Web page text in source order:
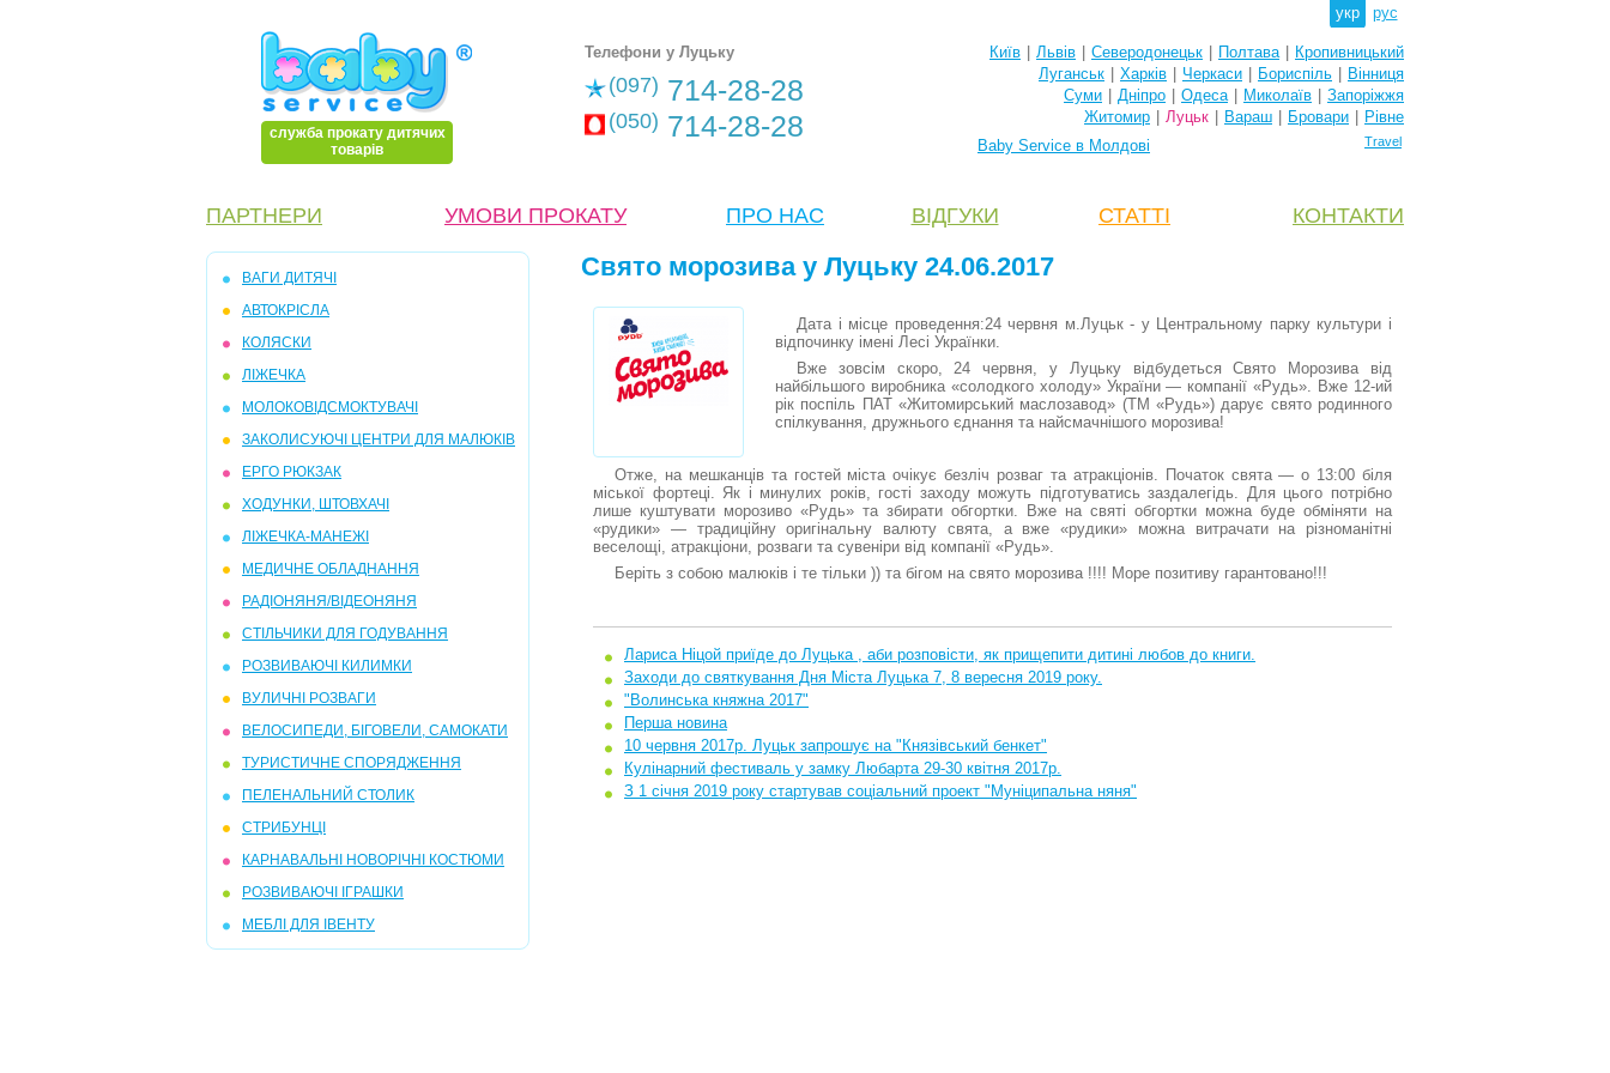
укр рус
служба прокату дитячих
товарів
Телефони у Луцьку
(097) 714-28-28
(050) 714-28-28
Київ Львів Северодонецьк Полтава
Кропивницький
Луганськ
Харків Черкаси Бориспіль
Вінниця
Суми
Дніпро Одеса Миколаїв
Запоріжжя
Житомир
Луцьк Вараш Бровари
Рівне
Baby Service в Молдові
Travel
ПАРТНЕРИ УМОВИ ПРОКАТУ ПРО НАС ВІДГУКИ СТАТТІ КОНТАКТИ
ВАГИ ДИТЯЧІ
АВТОКРІСЛА
КОЛЯСКИ
ЛІЖЕЧКА
МОЛОКОВІДСМОКТУВАЧІ
ЗАКОЛИСУЮЧІ ЦЕНТРИ ДЛЯ МАЛЮКІВ
ЕРГО РЮКЗАК
ХОДУНКИ, ШТОВХАЧІ
ЛІЖЕЧКА-МАНЕЖІ
МЕДИЧНЕ ОБЛАДНАННЯ
РАДІОНЯНЯ/ВІДЕОНЯНЯ
СТІЛЬЧИКИ ДЛЯ ГОДУВАННЯ
РОЗВИВАЮЧІ КИЛИМКИ
ВУЛИЧНІ РОЗВАГИ
ВЕЛОСИПЕДИ, БІГОВЕЛИ, САМОКАТИ
ТУРИСТИЧНЕ СПОРЯДЖЕННЯ
ПЕЛЕНАЛЬНИЙ СТОЛИК
СТРИБУНЦІ
КАРНАВАЛЬНІ НОВОРІЧНІ КОСТЮМИ
РОЗВИВАЮЧІ ІГРАШКИ
МЕБЛІ ДЛЯ ІВЕНТУ
Свято морозива у Луцьку 24.06.2017
Дата і місце проведення:24 червня м.Луцьк - у Центральному парку культури і
відпочинку імені Лесі Українки.
Вже зовсім скоро, 24 червня, у Луцьку відбудеться Свято Морозива від
найбільшого виробника «солодкого холоду» України — компанії «Рудь». Вже 12-ий
рік поспіль ПАТ «Житомирський маслозавод» (ТМ «Рудь») дарує свято родинного
спілкування, дружнього єднання та найсмачнішого морозива!
Отже, на мешканців та гостей міста очікує безліч розваг та атракціонів. Початок свята — о 13:00 біля
міської фортеці. Як і минулих років, гості заходу можуть підготуватись заздалегідь. Для цього потрібно
лише куштувати морозиво «Рудь» та збирати обгортки. Вже на святі обгортки можна буде обміняти на
«рудики» — традиційну оригінальну валюту свята, а вже «рудики» можна витрачати на різноманітні
веселощі, атракціони, розваги та сувеніри від компанії «Рудь».
Беріть з собою малюків і те тільки )) та бігом на свято морозива !!!! Море позитиву гарантовано!!!
Лариса Ніцой приїде до Луцька , аби розповісти, як прищепити дитині любов до книги.
Заходи до святкування Дня Міста Луцька 7, 8 вересня 2019 року.
"Волинська княжна 2017"
Перша новина
10 червня 2017р. Луцьк запрошує на "Князівський бенкет"
Кулінарний фестиваль у замку Любарта 29-30 квітня 2017р.
З 1 січня 2019 року стартував соціальний проект "Муніципальна няня"